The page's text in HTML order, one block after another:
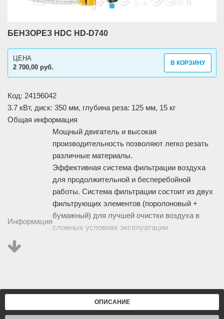
БЕНЗОРЕЗ HDC HD-D740
2 700,00 руб.
ЦЕНА
В КОРЗИНУ
Код: 24196042
3.7 кВт, диск: 350 мм, глубина реза: 125 мм, 15 кг
Общая информация
Информация
Мощный двигатель и высокая
производительность позволяют легко резать
различные материалы.
Эффективная система фильтрации воздуха
для продолжительной и бесперебойной
работы. Система фильтрации состоит из двух
фильтрующих элементов (поролоновый +
бумажный) для лучшей очистки воздуха в
сложных условиях эксплуатации
Улучшенная система гашения вибрации.
Эргономичная рукоятка устройства
обеспечивает удобство в работе.
ОПИСАНИЕ